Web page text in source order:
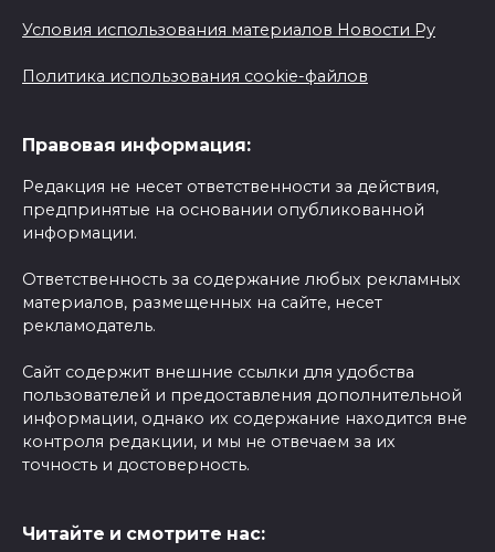
Условия использования материалов Новости Ру
Политика использования cookie-файлов
Правовая информация:
Редакция не несет ответственности за действия,
предпринятые на основании опубликованной
информации.
Ответственность за содержание любых рекламных
материалов, размещенных на сайте, несет
рекламодатель.
Сайт содержит внешние ссылки для удобства
пользователей и предоставления дополнительной
информации, однако их содержание находится вне
контроля редакции, и мы не отвечаем за их
точность и достоверность.
Читайте и смотрите нас: